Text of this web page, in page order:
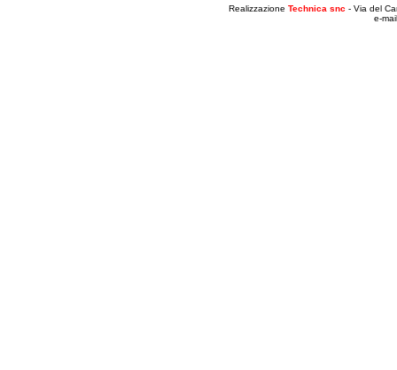
Realizzazione Technica snc - Via del
e-